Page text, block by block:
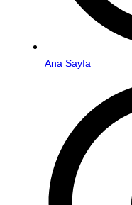
Ana Sayfa